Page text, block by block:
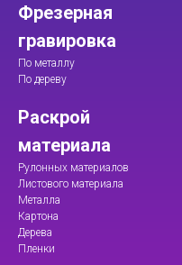
Фрезерная
гравировка
По металлу
По дереву
Раскрой
материала
Рулонных материалов
Листового материала
Металла
Картона
Дерева
Пленки